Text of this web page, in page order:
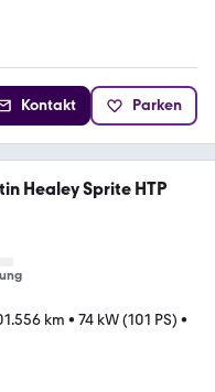
Kontakt Parken
Healey Sprite HTP
km • 74 kW (101 PS) •